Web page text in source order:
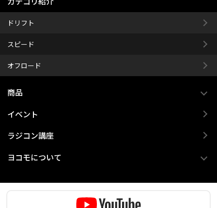
ドリフト
スピード
オフロード
商品
イベント
ラジコン講座
ヨコモについて